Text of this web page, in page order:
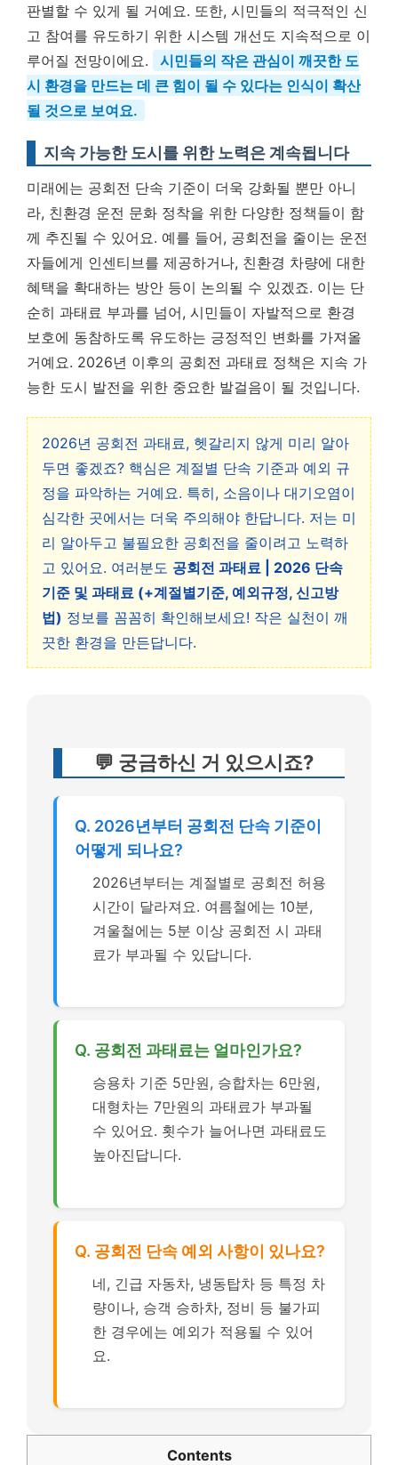
판별할 수 있게 될 거예요. 또한, 시민들의 적극적인 신
고 참여를 유도하기 위한 시스템 개선도 지속적으로 이
루어질 전망이에요.
시민들의 작은 관심이 깨끗한 도
시 환경을 만드는 데 큰 힘이 될 수 있다는 인식이 확산
될 것으로 보여요.
지속 가능한 도시를 위한 노력은 계속됩니다
미래에는 공회전 단속 기준이 더욱 강화될 뿐만 아니
라, 친환경 운전 문화 정착을 위한 다양한 정책들이 함
께 추진될 수 있어요. 예를 들어, 공회전을 줄이는 운전
자들에게 인센티브를 제공하거나, 친환경 차량에 대한
혜택을 확대하는 방안 등이 논의될 수 있겠죠. 이는 단
순히 과태료 부과를 넘어, 시민들이 자발적으로 환경
보호에 동참하도록 유도하는 긍정적인 변화를 가져올
거예요. 2026년 이후의 공회전 과태료 정책은 지속 가
능한 도시 발전을 위한 중요한 발걸음이 될 것입니다.
2026년 공회전 과태료, 헷갈리지 않게 미리 알아
두면 좋겠죠? 핵심은 계절별 단속 기준과 예외 규
정을 파악하는 거예요. 특히, 소음이나 대기오염이
심각한 곳에서는 더욱 주의해야 한답니다. 저는 미
리 알아두고 불필요한 공회전을 줄이려고 노력하
고 있어요. 여러분도 공회전 과태료 | 2026 단속
기준 및 과태료 (+계절별기준, 예외규정, 신고방
법) 정보를 꼼꼼히 확인해보세요! 작은 실천이 깨
끗한 환경을 만든답니다.
💬 궁금하신 거 있으시죠?
Q. 2026년부터 공회전 단속 기준이
어떻게 되나요?
2026년부터는 계절별로 공회전 허용
시간이 달라져요. 여름철에는 10분,
겨울철에는 5분 이상 공회전 시 과태
료가 부과될 수 있답니다.
Q. 공회전 과태료는 얼마인가요?
승용차 기준 5만원, 승합차는 6만원,
대형차는 7만원의 과태료가 부과될
수 있어요. 횟수가 늘어나면 과태료도
높아진답니다.
Q. 공회전 단속 예외 사항이 있나요?
네, 긴급 자동차, 냉동탑차 등 특정 차
량이나, 승객 승하차, 정비 등 불가피
한 경우에는 예외가 적용될 수 있어
요.
Contents